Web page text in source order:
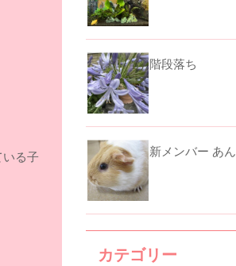
いる子
階段落ち
新メンバー あ
カテゴリー